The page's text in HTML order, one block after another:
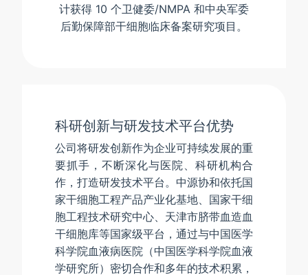
计获得 10 个卫健委/NMPA 和中央军委
后勤保障部干细胞临床备案研究项目。
科研创新与研发技术平台优势
公司将研发创新作为企业可持续发展的重
要抓手，不断深化与医院、科研机构合
作，打造研发技术平台。中源协和依托国
家干细胞工程产品产业化基地、国家干细
胞工程技术研究中心、天津市脐带血造血
干细胞库等国家级平台，通过与中国医学
科学院血液病医院（中国医学科学院血液
学研究所）密切合作和多年的技术积累，